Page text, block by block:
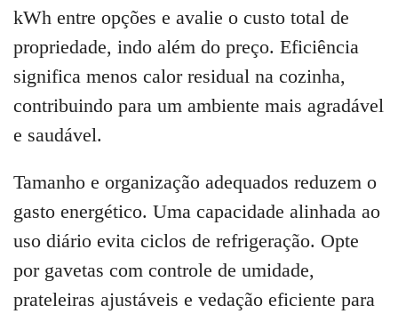
kWh entre opções e avalie o custo total de
propriedade, indo além do preço. Eficiência
significa menos calor residual na cozinha,
contribuindo para um ambiente mais agradável
e saudável.
Tamanho e organização adequados reduzem o
gasto energético. Uma capacidade alinhada ao
uso diário evita ciclos de refrigeração. Opte
por gavetas com controle de umidade,
prateleiras ajustáveis e vedação eficiente para